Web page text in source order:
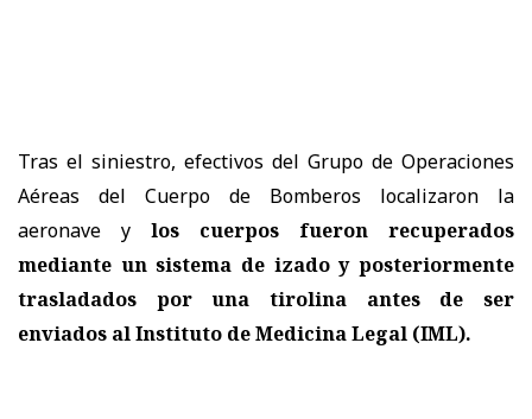
Tras el siniestro, efectivos del Grupo de Operaciones
Aéreas del Cuerpo de Bomberos localizaron la
aeronave y los cuerpos fueron recuperados
mediante un sistema de izado y posteriormente
trasladados por una tirolina antes de ser
enviados al Instituto de Medicina Legal (IML).